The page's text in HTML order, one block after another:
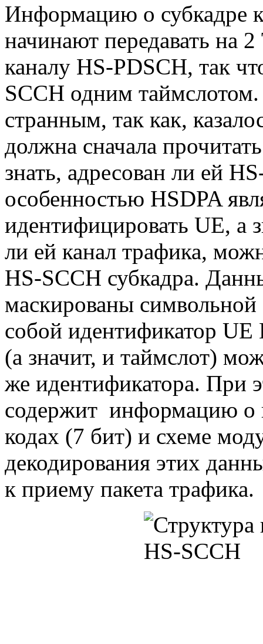
Информацию о субкадре
начинают передавать на
каналу HS-PDSCH, так
SCCH одним
странным, так как,
должна сначала
знать, адресован ли ей
особенностью HSDPA
идентифицировать UE, а
ли ей канал трафика,
HS-SCCH субкадра.
маскированы
собой идентификатор
(а значит, и таймслот)
же идентификатора. При
содержит информацию о
кодах (7 бит) и схеме
декодирования этих
к приему пакета трафика.